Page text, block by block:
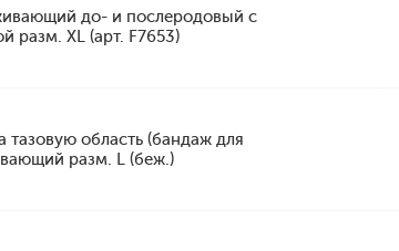
до- и послеродовый с
разм. XL (арт. F7653)
тазовую область (бандаж для
разм. L (беж.)